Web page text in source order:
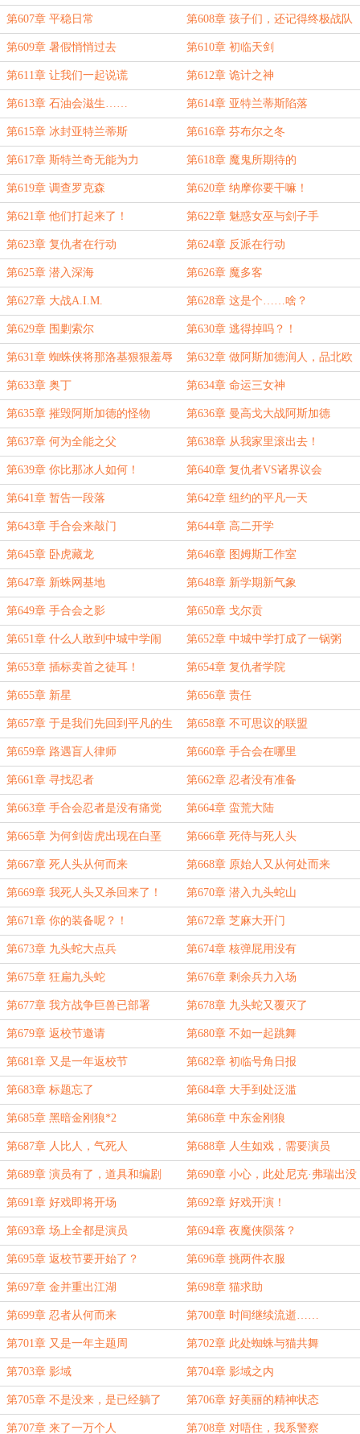
第607章 平稳日常 第608章 孩子们，还记得终极战队
吗？
第609章 暑假悄悄过去 第610章 初临天剑
第611章 让我们一起说谎 第612章 诡计之神
第613章 石油会滋生…… 第614章 亚特兰蒂斯陷落
第615章 冰封亚特兰蒂斯 第616章 芬布尔之冬
第617章 斯特兰奇无能为力 第618章 魔鬼所期待的
第619章 调查罗克森 第620章 纳摩你要干嘛！
第621章 他们打起来了！ 第622章 魅惑女巫与刽子手
第623章 复仇者在行动 第624章 反派在行动
第625章 潜入深海 第626章 魔多客
第627章 大战A.I.M. 第628章 这是个……啥？
第629章 围剿索尔 第630章 逃得掉吗？！
第631章 蜘蛛侠将那洛基狠狠羞辱 第632章 做阿斯加德润人，品北欧
人生
第633章 奥丁 第634章 命运三女神
第635章 摧毁阿斯加德的怪物 第636章 曼高戈大战阿斯加德
第637章 何为全能之父 第638章 从我家里滚出去！
第639章 你比那冰人如何！ 第640章 复仇者VS诸界议会
第641章 暂告一段落 第642章 纽约的平凡一天
第643章 手合会来敲门 第644章 高二开学
第645章 卧虎藏龙 第646章 图姆斯工作室
第647章 新蛛网基地 第648章 新学期新气象
第649章 手合会之影 第650章 戈尔贡
第651章 什么人敢到中城中学闹
事！
第652章 中城中学打成了一锅粥
第653章 插标卖首之徒耳！ 第654章 复仇者学院
第655章 新星 第656章 责任
第657章 于是我们先回到平凡的生
活之中
第658章 不可思议的联盟
第659章 路遇盲人律师 第660章 手合会在哪里
第661章 寻找忍者 第662章 忍者没有准备
第663章 手合会忍者是没有痛觉
的！
第664章 蛮荒大陆
第665章 为何剑齿虎出现在白垩
纪？
第666章 死侍与死人头
第667章 死人头从何而来 第668章 原始人又从何处而来
第669章 我死人头又杀回来了！ 第670章 潜入九头蛇山
第671章 你的装备呢？！ 第672章 芝麻大开门
第673章 九头蛇大点兵 第674章 核弹屁用没有
第675章 狂扁九头蛇 第676章 剩余兵力入场
第677章 我方战争巨兽已部署 第678章 九头蛇又覆灭了
第679章 返校节邀请 第680章 不如一起跳舞
第681章 又是一年返校节 第682章 初临号角日报
第683章 标题忘了 第684章 大手到处泛滥
第685章 黑暗金刚狼*2 第686章 中东金刚狼
第687章 人比人，气死人 第688章 人生如戏，需要演员
第689章 演员有了，道具和编剧
呢？
第690章 小心，此处尼克·弗瑞出没
第691章 好戏即将开场 第692章 好戏开演！
第693章 场上全都是演员 第694章 夜魔侠陨落？
第695章 返校节要开始了？ 第696章 挑两件衣服
第697章 金并重出江湖 第698章 猫求助
第699章 忍者从何而来 第700章 时间继续流逝……
第701章 又是一年主题周 第702章 此处蜘蛛与猫共舞
第703章 影域 第704章 影域之内
第705章 不是没来，是已经躺了 第706章 好美丽的精神状态
第707章 来了一万个人 第708章 对唔住，我系警察